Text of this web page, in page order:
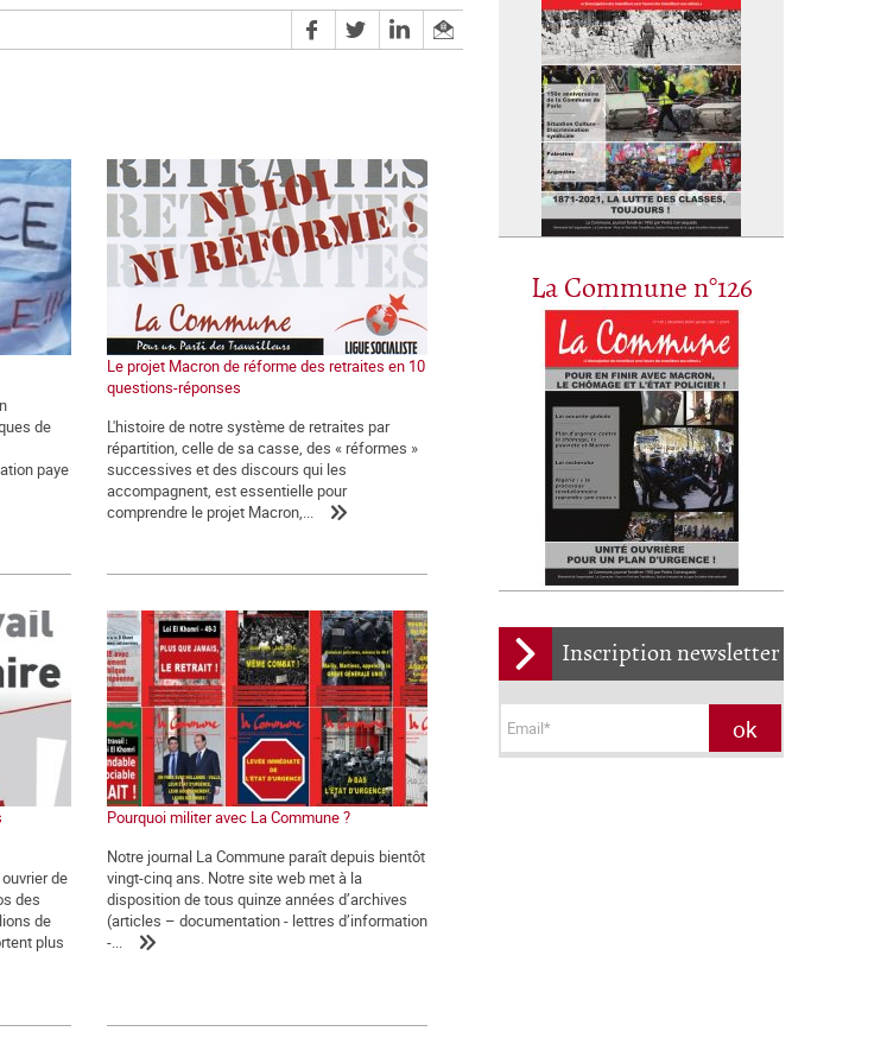
La Commune n°126
Inscription newsletter
de
paye
Le projet Macron de réforme des retraites en 10
questions-réponses
L'histoire de notre système de retraites par
répartition, celle de sa casse, des « réformes »
successives et des discours qui les
accompagnent, est essentielle pour
comprendre le projet Macron,...
de
des
de
plus
Pourquoi militer avec La Commune ?
Notre journal La Commune paraît depuis bientôt
vingt-cinq ans. Notre site web met à la
disposition de tous quinze années d’archives
(articles – documentation - lettres d’information
-...